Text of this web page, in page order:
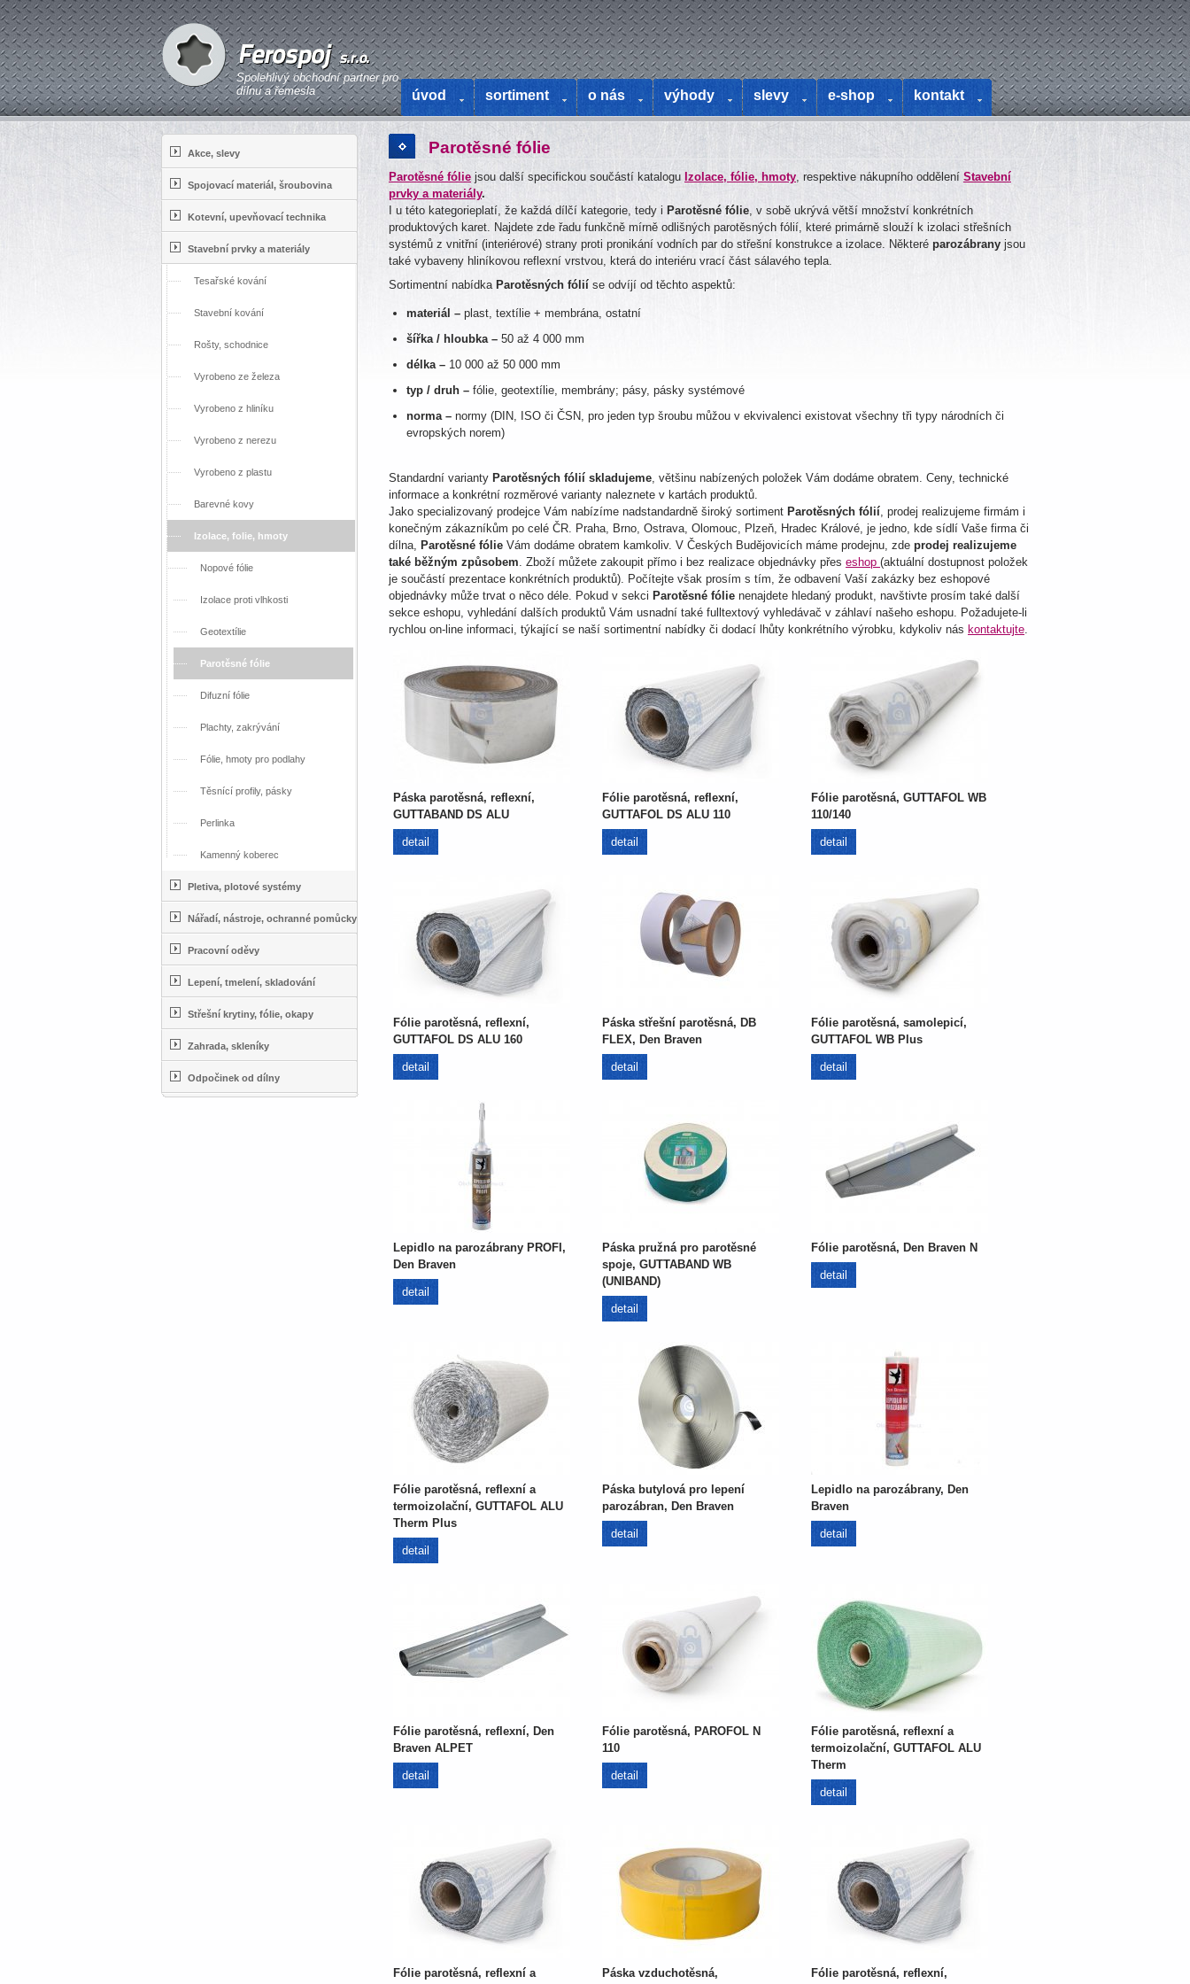
Spolehlivý obchodní partner pro
dílnu a řemesla
úvod sortiment o nás výhody slevy e-shop kontakt
Parotěsné fólie
Parotěsné fólie jsou další specifickou součástí katalogu Izolace, fólie, hmoty, respektive nákupního oddělení Stavební
prvky a materiály.
I u této kategorieplatí, že každá dílčí kategorie, tedy i Parotěsné fólie, v sobě ukrývá větší množství konkrétních
produktových karet. Najdete zde řadu funkčně mírně odlišných parotěsných fólií, které primárně slouží k izolaci střešních
systémů z vnitřní (interiérové) strany proti pronikání vodních par do střešní konstrukce a izolace. Některé parozábrany jsou
také vybaveny hliníkovou reflexní vrstvou, která do interiéru vrací část sálavého tepla.
Sortimentní nabídka Parotěsných fólií se odvíjí od těchto aspektů:
materiál – plast, textílie + membrána, ostatní
šířka / hloubka – 50 až 4 000 mm
délka – 10 000 až 50 000 mm
typ / druh – fólie, geotextílie, membrány; pásy, pásky systémové
norma – normy (DIN, ISO či ČSN, pro jeden typ šroubu můžou v ekvivalenci existovat všechny tři typy národních či
evropských norem)
Standardní varianty Parotěsných fólií skladujeme, většinu nabízených položek Vám dodáme obratem. Ceny, technické
informace a konkrétní rozměrové varianty naleznete v kartách produktů.
Jako specializovaný prodejce Vám nabízíme nadstandardně široký sortiment Parotěsných fólií, prodej realizujeme firmám i
konečným zákazníkům po celé ČR. Praha, Brno, Ostrava, Olomouc, Plzeň, Hradec Králové, je jedno, kde sídlí Vaše firma či
dílna, Parotěsné fólie Vám dodáme obratem kamkoliv. V Českých Budějovicích máme prodejnu, zde prodej realizujeme
také běžným způsobem. Zboží můžete zakoupit přímo i bez realizace objednávky přes eshop (aktuální dostupnost položek
je součástí prezentace konkrétních produktů). Počítejte však prosím s tím, že odbavení Vaší zakázky bez eshopové
objednávky může trvat o něco déle. Pokud v sekci Parotěsné fólie nenajdete hledaný produkt, navštivte prosím také další
sekce eshopu, vyhledání dalších produktů Vám usnadní také fulltextový vyhledávač v záhlaví našeho eshopu. Požadujete-li
rychlou on-line informaci, týkající se naší sortimentní nabídky či dodací lhůty konkrétního výrobku, kdykoliv nás kontaktujte.
Páska parotěsná, reflexní,
GUTTABAND DS ALU
detail
Fólie parotěsná, reflexní,
GUTTAFOL DS ALU 110
detail
Fólie parotěsná, GUTTAFOL WB
110/140
detail
Fólie parotěsná, reflexní,
GUTTAFOL DS ALU 160
detail
Páska střešní parotěsná, DB
FLEX, Den Braven
detail
Fólie parotěsná, samolepicí,
GUTTAFOL WB Plus
detail
Lepidlo na parozábrany PROFI,
Den Braven
detail
Páska pružná pro parotěsné
spoje, GUTTABAND WB
(UNIBAND)
detail
Fólie parotěsná, Den Braven N
detail
Fólie parotěsná, reflexní a
termoizolační, GUTTAFOL ALU
Therm Plus
detail
Páska butylová pro lepení
parozábran, Den Braven
detail
Lepidlo na parozábrany, Den
Braven
detail
Fólie parotěsná, reflexní, Den
Braven ALPET
detail
Fólie parotěsná, PAROFOL N
110
detail
Fólie parotěsná, reflexní a
termoizolační, GUTTAFOL ALU
Therm
detail
Fólie parotěsná, reflexní a
Páska vzduchotěsná,
Fólie parotěsná, reflexní,
Akce, slevy
Spojovací materiál, šroubovina
Kotevní, upevňovací technika
Stavební prvky a materiály
Tesařské kování
Stavební kování
Rošty, schodnice
Vyrobeno ze železa
Vyrobeno z hliníku
Vyrobeno z nerezu
Vyrobeno z plastu
Barevné kovy
Izolace, folie, hmoty
Nopové fólie
Izolace proti vlhkosti
Geotextílie
Parotěsné fólie
Difuzní fólie
Plachty, zakrývání
Fólie, hmoty pro podlahy
Těsnící profily, pásky
Perlinka
Kamenný koberec
Pletiva, plotové systémy
Nářadí, nástroje, ochranné pomůcky
Pracovní oděvy
Lepení, tmelení, skladování
Střešní krytiny, fólie, okapy
Zahrada, skleníky
Odpočinek od dílny